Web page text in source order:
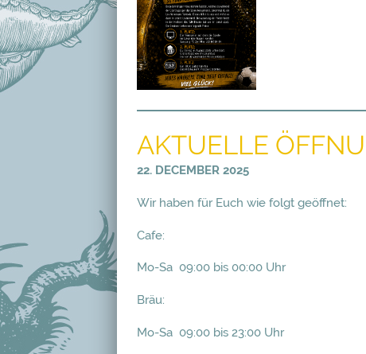
AKTUELLE
22. DECEMBER 2025
Wir haben für Euch wie folgt geöffnet:
Cafe:
Mo-Sa 09:00 bis 00:00 Uhr
Bräu:
Mo-Sa 09:00 bis 23:00 Uhr